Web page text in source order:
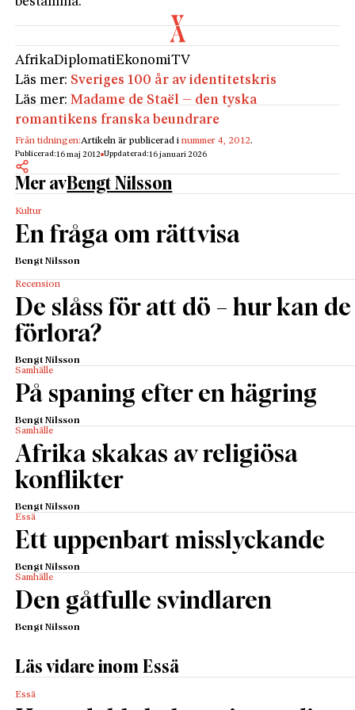
AfrikaDiplomatiEkonomiTV
Läs mer: Sveriges 100 år av identitetskris
Läs mer:Madame de Staël – den tyska
romantikens franska beundrare
Från tidningen:Artikeln är publicerad inummer 4, 2012.
Publicerad:16 maj 2012 Uppdaterad:16 januari 2026
Mer avBengt Nilsson
Kultur
En fråga om rättvisa
Bengt Nilsson
Recension
De slåss för att dö – hur kan de
förlora?
Bengt Nilsson
Samhälle
På spaning efter en hägring
Bengt Nilsson
Samhälle
Afrika skakas av religiösa
konflikter
Bengt Nilsson
Essä
Ett uppenbart misslyckande
Bengt Nilsson
Samhälle
Den gåtfulle svindlaren
Bengt Nilsson
Läs vidare inom Essä
Essä